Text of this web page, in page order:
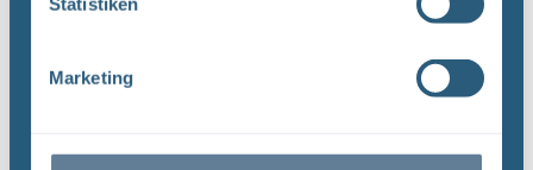
Marketing
Dateityp: PDF | Dokumentenstand vom: